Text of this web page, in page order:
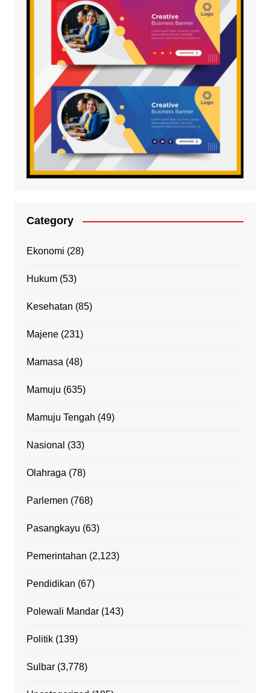
Category
Ekonomi (28)
Hukum(53)
Kesehatan (85)
Majene(231)
Mamasa (48)
Mamuju (635)
Mamuju Tengah (49)
Nasional (33)
Olahraga (78)
Parlemen (768)
Pasangkayu (63)
Pemerintahan (2,123)
Pendidikan (67)
Polewali Mandar(143)
Politik(139)
Sulbar(3,778)